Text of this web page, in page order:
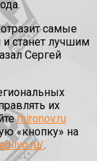
самые
станет лучшим
Сергей
их
mironov.ru
«кнопку» на
.